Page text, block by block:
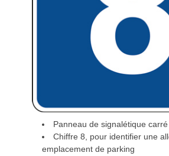
Panneau de signalétique
Chiffre 8, pour identifier une
emplacement de parking